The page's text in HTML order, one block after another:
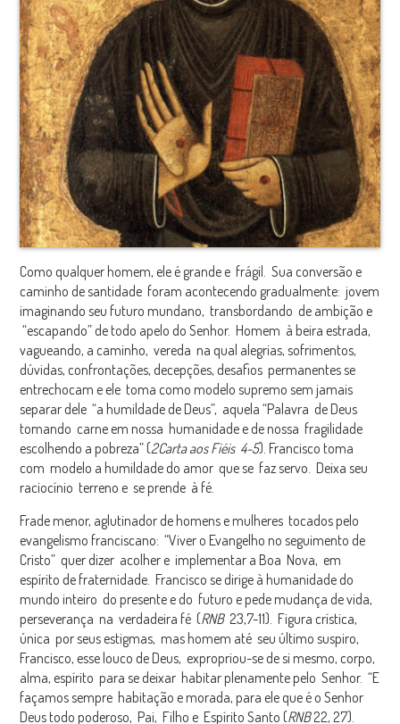
Como qualquer homem, ele é grande e frágil. Sua conversão e
caminho de santidade foram acontecendo gradualmente: jovem
imaginando seu futuro mundano, transbordando de ambição e
“escapando” de todo apelo do Senhor. Homem à beira estrada,
vagueando, a caminho, vereda na qual alegrias, sofrimentos,
dúvidas, confrontações, decepções, desafios permanentes se
entrechocam e ele toma como modelo supremo sem jamais
separar dele “a humildade de Deus”, aquela “Palavra de Deus
tomando carne em nossa humanidade e de nossa fragilidade
escolhendo a pobreza” (2Carta aos Fiéis 4-5). Francisco toma
com modelo a humildade do amor que se faz servo. Deixa seu
raciocínio terreno e se prende à fé.
Frade menor, aglutinador de homens e mulheres tocados pelo
evangelismo franciscano: “Viver o Evangelho no seguimento de
Cristo” quer dizer acolher e implementar a Boa Nova, em
espírito de fraternidade. Francisco se dirige à humanidade do
mundo inteiro do presente e do futuro e pede mudança de vida,
perseverança na verdadeira fé (RNB23,7-11). Figura crística,
única por seus estigmas, mas homem até seu último suspiro,
Francisco, esse louco de Deus, expropriou-se de si mesmo, corpo,
alma, espírito para se deixar habitar plenamente pelo Senhor. “E
façamos sempre habitação e morada, para ele que é o Senhor
Deus todo poderoso, Pai, Filho e Espírito Santo (RNB22, 27).